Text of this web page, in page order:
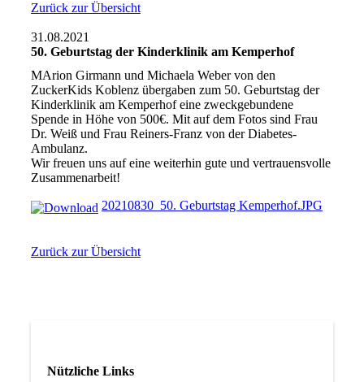
Zurück zur Übersicht
31.08.2021
50. Geburtstag der Kinderklinik am Kemperhof
MArion Girmann und Michaela Weber von den
ZuckerKids Koblenz übergaben zum 50. Geburtstag der
Kinderklinik am Kemperhof eine zweckgebundene
Spende in Höhe von 500€. Mit auf dem Fotos sind Frau
Dr. Weiß und Frau Reiners-Franz von der Diabetes-
Ambulanz.
Wir freuen uns auf eine weiterhin gute und vertrauensvolle
Zusammenarbeit!
20210830_50. Geburtstag Kemperhof.JPG
Zurück zur Übersicht
Nützliche Links